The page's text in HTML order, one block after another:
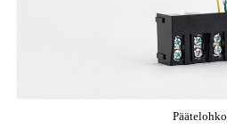
Päätelohko